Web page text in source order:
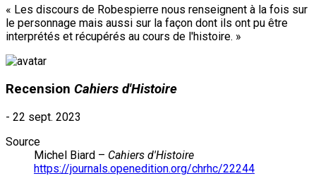
« Les discours de Robespierre nous renseignent à la fois sur
le personnage mais aussi sur la façon dont ils ont pu être
interprétés et récupérés au cours de l'histoire. »
Recension Cahiers d'Histoire
- 22 sept. 2023
Source
Michel Biard – Cahiers d'Histoire
https://journals.openedition.org/chrhc/22244